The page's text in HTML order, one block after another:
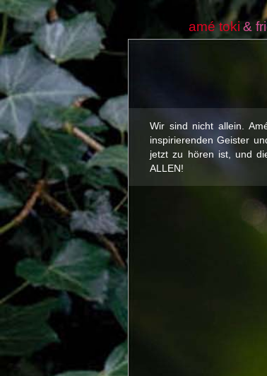
amé toki &
Wir sind nicht allein.
inspirierenden Geister
jetzt zu hören ist, und
ALLEN!